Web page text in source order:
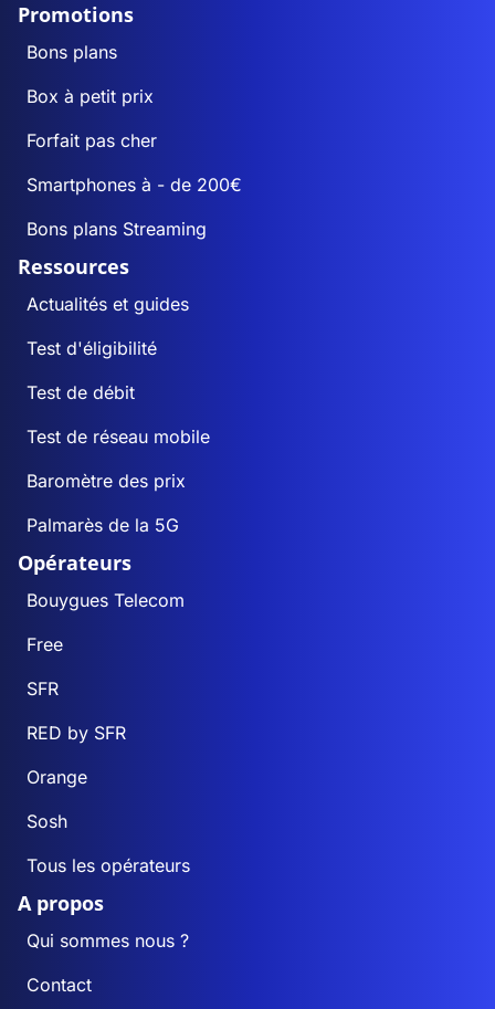
Promotions
Bons plans
Box à petit prix
Forfait pas cher
Smartphones à - de 200€
Bons plans Streaming
Ressources
Actualités et guides
Test d'éligibilité
Test de débit
Test de réseau mobile
Baromètre des prix
Palmarès de la 5G
Opérateurs
Bouygues Telecom
Free
SFR
RED by SFR
Orange
Sosh
Tous les opérateurs
A propos
Qui sommes nous ?
Contact